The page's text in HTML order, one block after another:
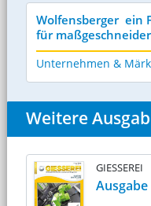
Wolfensberger  ein
für
Unternehmen &
Weitere
GIESSEREI
Ausgabe